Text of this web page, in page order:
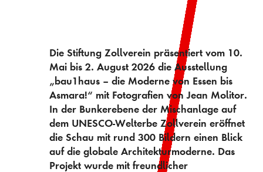
Die Stiftung Zollverein präsentiert vom 10.
Mai bis 2. August 2026 die Ausstellung
„bau1haus – die Moderne von Essen bis
Asmara!“ mit Fotografien von Jean Molitor.
In der Bunkerebene der Mischanlage auf
dem UNESCO-Welterbe Zollverein eröffnet
die Schau mit rund 300 Bildern einen Blick
auf die globale Architekturmoderne. Das
Projekt wurde mit freundlicher